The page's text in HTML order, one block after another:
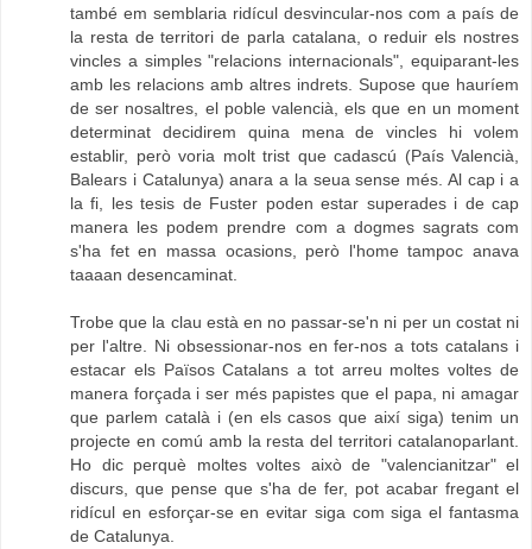
també em semblaria ridícul desvincular-nos com a país de
la resta de territori de parla catalana, o reduir els nostres
vincles a simples "relacions internacionals", equiparant-les
amb les relacions amb altres indrets. Supose que hauríem
de ser nosaltres, el poble valencià, els que en un moment
determinat decidirem quina mena de vincles hi volem
establir, però voria molt trist que cadascú (País Valencià,
Balears i Catalunya) anara a la seua sense més. Al cap i a
la fi, les tesis de Fuster poden estar superades i de cap
manera les podem prendre com a dogmes sagrats com
s'ha fet en massa ocasions, però l'home tampoc anava
taaaan desencaminat.
Trobe que la clau està en no passar-se'n ni per un costat ni
per l'altre. Ni obsessionar-nos en fer-nos a tots catalans i
estacar els Països Catalans a tot arreu moltes voltes de
manera forçada i ser més papistes que el papa, ni amagar
que parlem català i (en els casos que així siga) tenim un
projecte en comú amb la resta del territori catalanoparlant.
Ho dic perquè moltes voltes això de "valencianitzar" el
discurs, que pense que s'ha de fer, pot acabar fregant el
ridícul en esforçar-se en evitar siga com siga el fantasma
de Catalunya.